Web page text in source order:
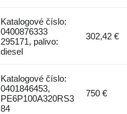
Katalogové číslo:
0400876333
295171, palivo:
diesel
302,42 €
Katalogové číslo:
0401846453,
PE6P100A320RS3
84
750 €